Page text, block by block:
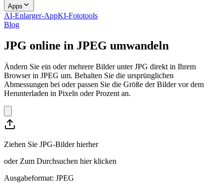
Apps
AI-Enlarger-AppKI-Fototools
Blog
JPG online in JPEG umwandeln
Ändern Sie ein oder mehrere Bilder unter JPG direkt in Ihrem
Browser in JPEG um. Behalten Sie die ursprünglichen
Abmessungen bei oder passen Sie die Größe der Bilder vor dem
Herunterladen in Pixeln oder Prozent an.
Ziehen Sie JPG-Bilder hierher
oder Zum Durchsuchen hier klicken
Ausgabeformat: JPEG